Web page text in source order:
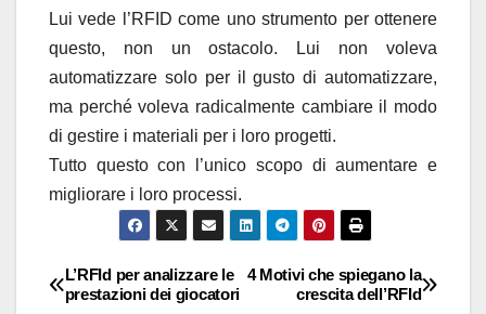
Lui vede l’RFID come uno strumento per ottenere
questo, non un ostacolo. Lui non voleva
automatizzare solo per il gusto di automatizzare,
ma perché voleva radicalmente cambiare il modo
di gestire i materiali per i loro progetti.
Tutto questo con l’unico scopo di aumentare e
migliorare i loro processi.
Navigazione
4 Motivi che spiegano la
crescita dell’RFId
L’RFId per analizzare le
prestazioni dei giocatori